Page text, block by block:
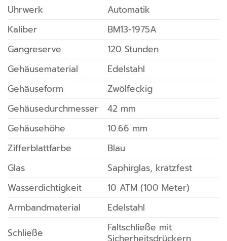
Uhrwerk
Automatik
Kaliber
BM13-1975A
Gangreserve
120 Stunden
Gehäusematerial
Edelstahl
Gehäuseform
Zwölfeckig
Gehäusedurchmesser
42 mm
Gehäusehöhe
10.66 mm
Zifferblattfarbe
Blau
Glas
Saphirglas, kratzfest
Wasserdichtigkeit
10 ATM (100 Meter)
Armbandmaterial
Edelstahl
Schließe
Faltschließe mit